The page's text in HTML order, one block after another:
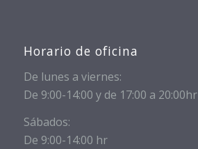
Horario de oficina
De lunes a viernes:
De 9:00-14:00 y de 17:00 a 20:00hr
Sábados:
De 9:00-14:00 hr